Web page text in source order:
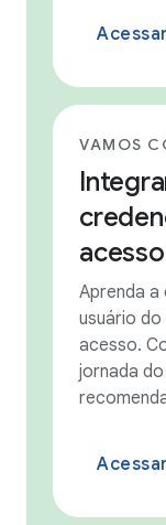
VAMOS
acesso
Aprenda a
usuário
acesso.
jornada